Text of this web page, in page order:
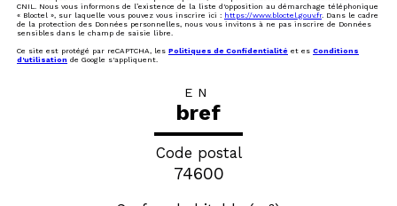
CNIL. Nous vous informons de l’existence de la liste d'opposition au démarchage téléphonique
« Bloctel », sur laquelle vous pouvez vous inscrire ici : https://www.bloctel.gouv.fr. Dans le cadre
de la protection des Données personnelles, nous vous invitons à ne pas inscrire de Données
sensibles dans le champ de saisie libre.
Ce site est protégé par reCAPTCHA, les Politiques de Confidentialité et es Conditions
d'utilisation de Google s'appliquent.
EN
bref
Code postal
74600